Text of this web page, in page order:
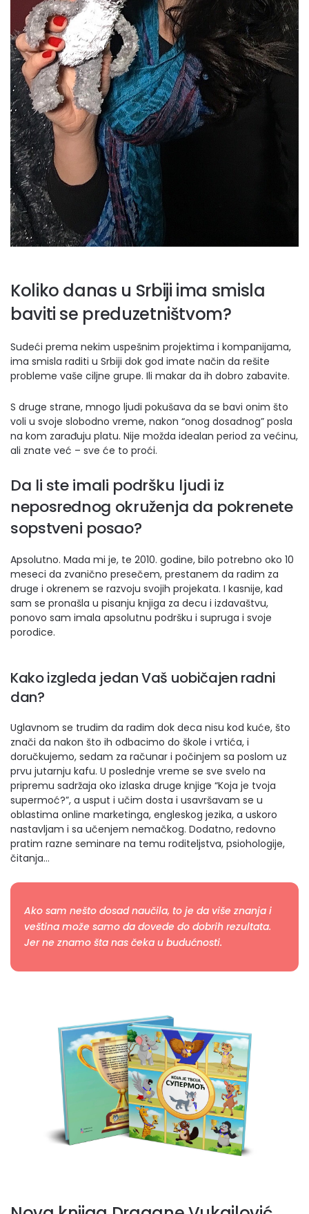
Koliko danas u Srbiji ima smisla
baviti se preduzetništvom?
Sudeći prema nekim uspešnim projektima i kompanijama,
ima smisla raditi u Srbiji dok god imate način da rešite
probleme vaše ciljne grupe. Ili makar da ih dobro zabavite.
S druge strane, mnogo ljudi pokušava da se bavi onim što
voli u svoje slobodno vreme, nakon “onog dosadnog” posla
na kom zarađuju platu. Nije možda idealan period za većinu,
ali znate već – sve će to proći.
Da li ste imali podršku ljudi iz
neposrednog okruženja da pokrenete
sopstveni posao?
Apsolutno. Mada mi je, te 2010. godine, bilo potrebno oko 10
meseci da zvanično presečem, prestanem da radim za
druge i okrenem se razvoju svojih projekata. I kasnije, kad
sam se pronašla u pisanju knjiga za decu i izdavaštvu,
ponovo sam imala apsolutnu podršku i supruga i svoje
porodice.
Kako izgleda jedan Vaš uobičajen radni
dan?
Uglavnom se trudim da radim dok deca nisu kod kuće, što
znači da nakon što ih odbacimo do škole i vrtića, i
doručkujemo, sedam za računar i počinjem sa poslom uz
prvu jutarnju kafu. U poslednje vreme se sve svelo na
pripremu sadržaja oko izlaska druge knjige “Koja je tvoja
supermoć?”, a usput i učim dosta i usavršavam se u
oblastima online marketinga, engleskog jezika, a uskoro
nastavljam i sa učenjem nemačkog. Dodatno, redovno
pratim razne seminare na temu roditeljstva, psiohologije,
čitanja…
Ako sam nešto dosad naučila, to je da više znanja i
veština može samo da dovede do dobrih rezultata.
Jer ne znamo šta nas čeka u budućnosti.